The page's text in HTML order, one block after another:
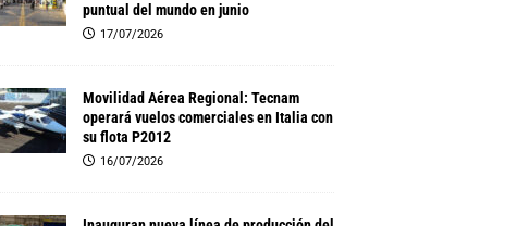
puntual del mundo en junio
17/07/2026
Movilidad Aérea Regional: Tecnam
operará vuelos comerciales en Italia con
su flota P2012
16/07/2026